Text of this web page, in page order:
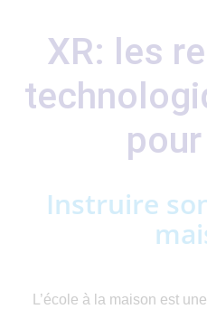
XR: les
Instruire
L’école à la maison est